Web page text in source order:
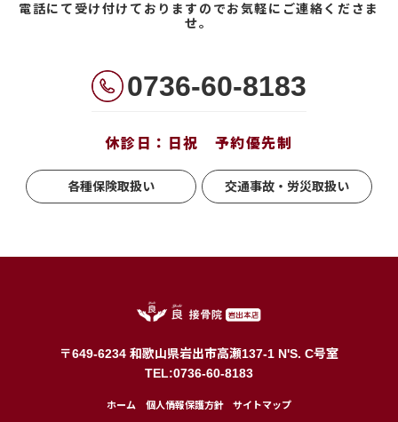
電話にて受け付けておりますのでお気軽にご連絡くださま
せ。
0736-60-8183
休診日：日祝 予約優先制
各種保険取扱い 交通事故・労災取扱い
〒649-6234 和歌山県岩出市高瀬137-1 N'S. C号室
TEL:0736-60-8183
ホーム 個人情報保護方針 サイトマップ